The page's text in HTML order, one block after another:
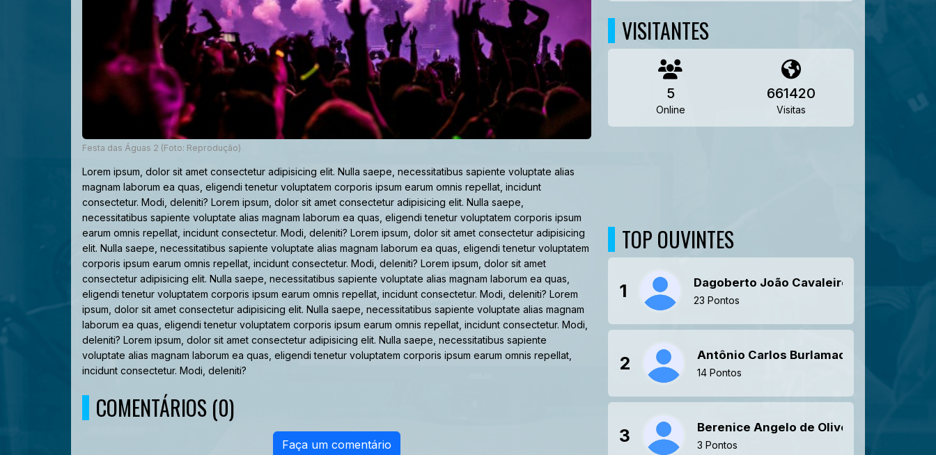
Festa das Águas 2 (Foto: Reprodução)
Lorem ipsum, dolor sit amet consectetur adipisicing elit. Nulla saepe, necessitatibus sapiente voluptate alias
magnam laborum ea quas, eligendi tenetur voluptatem corporis ipsum earum omnis repellat, incidunt
consectetur. Modi, deleniti? Lorem ipsum, dolor sit amet consectetur adipisicing elit. Nulla saepe,
necessitatibus sapiente voluptate alias magnam laborum ea quas, eligendi tenetur voluptatem corporis ipsum
earum omnis repellat, incidunt consectetur. Modi, deleniti? Lorem ipsum, dolor sit amet consectetur adipisicing
elit. Nulla saepe, necessitatibus sapiente voluptate alias magnam laborum ea quas, eligendi tenetur voluptatem
corporis ipsum earum omnis repellat, incidunt consectetur. Modi, deleniti? Lorem ipsum, dolor sit amet
consectetur adipisicing elit. Nulla saepe, necessitatibus sapiente voluptate alias magnam laborum ea quas,
eligendi tenetur voluptatem corporis ipsum earum omnis repellat, incidunt consectetur. Modi, deleniti? Lorem
ipsum, dolor sit amet consectetur adipisicing elit. Nulla saepe, necessitatibus sapiente voluptate alias magnam
laborum ea quas, eligendi tenetur voluptatem corporis ipsum earum omnis repellat, incidunt consectetur. Modi,
deleniti? Lorem ipsum, dolor sit amet consectetur adipisicing elit. Nulla saepe, necessitatibus sapiente
voluptate alias magnam laborum ea quas, eligendi tenetur voluptatem corporis ipsum earum omnis repellat,
incidunt consectetur. Modi, deleniti?
COMENTÁRIOS (0)
Faça um comentário
VISITANTES
5
Online
661420
Visitas
TOP OUVINTES
1 Dagoberto João Cavaleiro
23 Pontos
2 Antônio Carlos Burlamaqui Melani Diniz
14 Pontos
3 Berenice Angelo de Oliveira Marques
3 Pontos